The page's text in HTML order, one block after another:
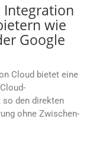
Integration
wie
Google
Cloud bietet eine
den direkten
ohne Zwischen-